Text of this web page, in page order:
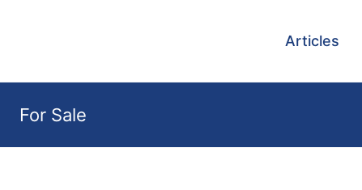
Articles
For Sale